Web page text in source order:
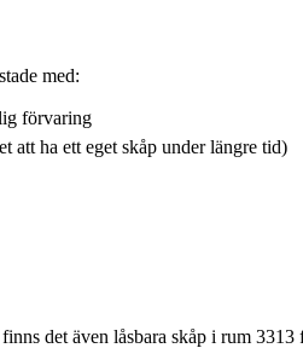
med:
förvaring
att ha ett eget skåp under längre tid)
det även låsbara skåp i rum